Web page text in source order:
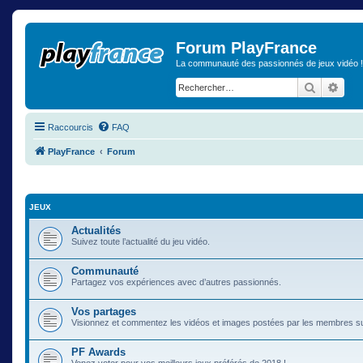
Forum PlayFrance
La communauté des passionnés de jeux vidéo !
Raccourcis FAQ
PlayFrance Forum
JEUX
Actualités
Suivez toute l’actualité du jeu vidéo.
Communauté
Partagez vos expériences avec d’autres passionnés.
Vos partages
Visionnez et commentez les vidéos et images postées par les membres
PF Awards